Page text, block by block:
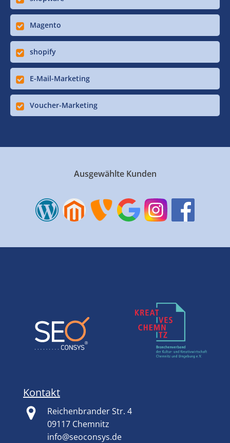
Magento
shopify
E-Mail-Marketing
Voucher-Marketing
Ausgewählte Kunden
Kontakt
Reichenbrander Str. 4
09117 Chemnitz
info@seoconsys.de